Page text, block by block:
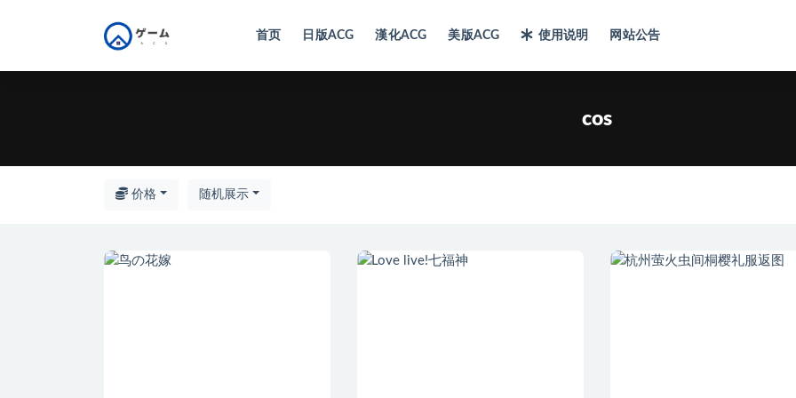
首页 日版ACG 漢化ACG 美版ACG 使用说明 网站公告
cos
价格 随机展示